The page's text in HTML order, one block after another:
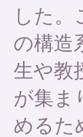
した。
の構造
生や教
が集ま
めるた